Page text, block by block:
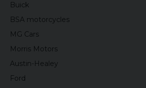
Buick
BSA motorcycles
MG Cars
Morris Motors
Austin-Healey
Ford